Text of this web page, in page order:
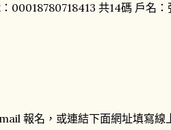
00018780718413 共14碼 戶名：
報名，或連結下面網址填寫